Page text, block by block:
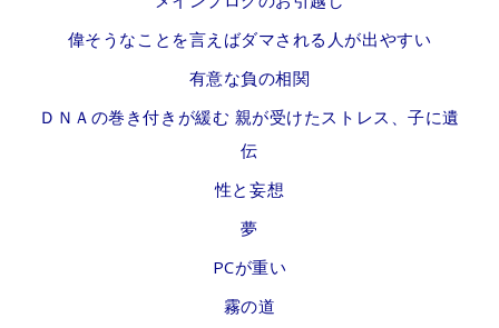
偉そうなことを言えばダマされる人が出やすい
有意な負の相関
ＤＮＡの巻き付きが緩む 親が受けたストレス、子に遺
伝
性と妄想
夢
PCが重い
霧の道